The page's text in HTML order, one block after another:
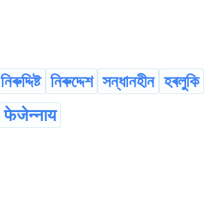
নিৰুদ্দিষ্ট নিৰুদ্দেশ সন্ধানহীন হৰলুকি
फेजेन्नाय